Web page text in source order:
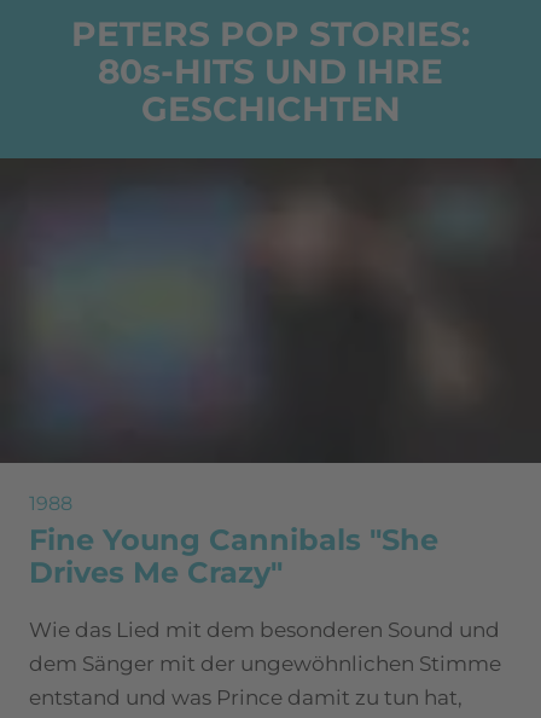
PETERS POP STORIES:
80s-HITS UND IHRE
GESCHICHTEN
1988
Fine Young Cannibals "She
Drives Me Crazy"
Wie das Lied mit dem besonderen Sound und
dem Sänger mit der ungewöhnlichen Stimme
entstand und was Prince damit zu tun hat,